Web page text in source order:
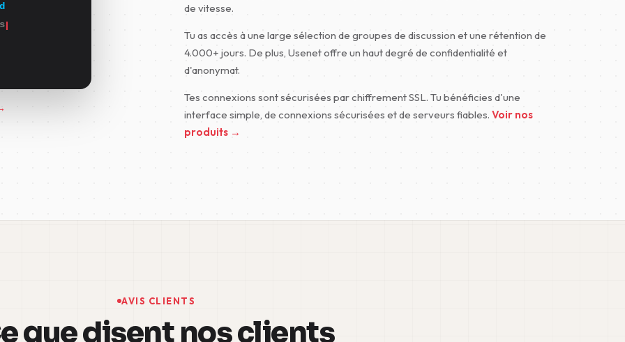
de vitesse.
Tu as accès à une large sélection de groupes de discussion et une rétention de
4.000+ jours. De plus, Usenet offre un haut degré de confidentialité et
d'anonymat.
Tes connexions sont sécurisées par chiffrement SSL. Tu bénéficies d'une
interface simple, de connexions sécurisées et de serveurs fiables. Voir nos
produits →
AVIS CLIENTS
que disent nos clients